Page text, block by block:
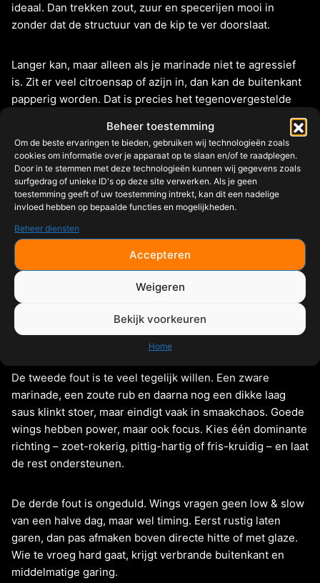
Beheer toestemming
Om de beste ervaringen te bieden, gebruiken wij technologieën zoals
cookies om informatie over je apparaat op te slaan en/of te raadplegen.
Door in te stemmen met deze technologieën kunnen wij gegevens zoals
surfgedrag of unieke ID's op deze site verwerken. Als je geen
toestemming geeft of uw toestemming intrekt, kan dit een nadelige
invloed hebben op bepaalde functies en mogelijkheden.
Beheer diensten
Accepteren
Weigeren
Bekijk voorkeuren
Home
ideaal. Dan trekken zout, zuur en specerijen mooi in
zonder dat de structuur van de kip te ver doorslaat.
Langer kan, maar alleen als je marinade niet te agressief
is. Zit er veel citroensap of azijn in, dan kan de buitenkant
papperig worden. Dat is precies het tegenovergestelde
van wat je wilt als je mooie bite zoekt. Daarom werkt een
uitgebalanceerde marinade beter dan een extreem zure
mix die snelheid moet compenseren.
Veelgemaakte fouten bij
gemarineerde wings
De eerste fout is te nat starten. Wings die druipen van de
marinade stomen eerder dan dat ze grillen. Daardoor mis
je kleur, huidspanning en textuur. Laat overtollige
marinade dus afdruipen of dep licht af voordat ze op de
BBQ gaan.
De tweede fout is te veel tegelijk willen. Een zware
marinade, een zoute rub en daarna nog een dikke laag
saus klinkt stoer, maar eindigt vaak in smaakchaos. Goede
wings hebben power, maar ook focus. Kies één dominante
richting – zoet-rokerig, pittig-hartig of fris-kruidig – en laat
de rest ondersteunen.
De derde fout is ongeduld. Wings vragen geen low & slow
van een halve dag, maar wel timing. Eerst rustig laten
garen, dan pas afmaken boven directe hitte of met glaze.
Wie te vroeg hard gaat, krijgt verbrande buitenkant en
middelmatige garing.